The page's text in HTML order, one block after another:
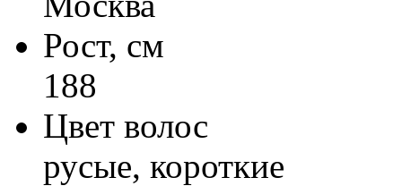
Рост, см
188
Цвет волос
русые, короткие